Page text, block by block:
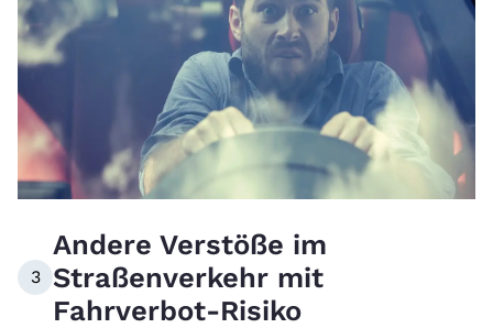
3
Andere Verstöße im
Straßenverkehr mit
Fahrverbot-Risiko